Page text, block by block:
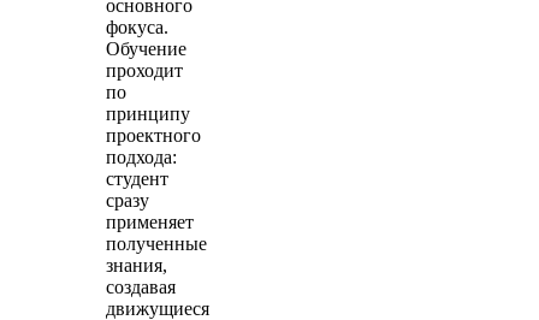
основного
фокуса.
Обучение
проходит
по
принципу
проектного
подхода:
студент
сразу
применяет
полученные
знания,
создавая
движущиеся